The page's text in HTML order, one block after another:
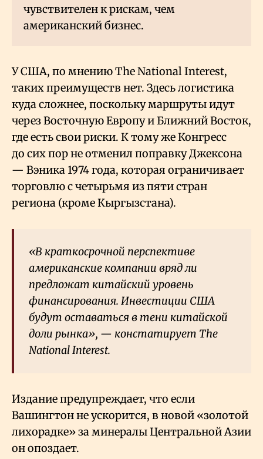
чувствителен к рискам, чем
американский бизнес.
У США, по мнению The National Interest,
таких преимуществ нет. Здесь логистика
куда сложнее, поскольку маршруты идут
через Восточную Европу и Ближний Восток,
где есть свои риски. К тому же Конгресс
до сих пор не отменил поправку Джексона
— Вэника 1974 года, которая ограничивает
торговлю с четырьмя из пяти стран
региона (кроме Кыргызстана).
«В краткосрочной перспективе
американские компании вряд ли
предложат китайский уровень
финансирования. Инвестиции США
будут оставаться в тени китайской
доли рынка», — констатирует The
National Interest.
Издание предупреждает, что если
Вашингтон не ускорится, в новой «золотой
лихорадке» за минералы Центральной Азии
он опоздает.